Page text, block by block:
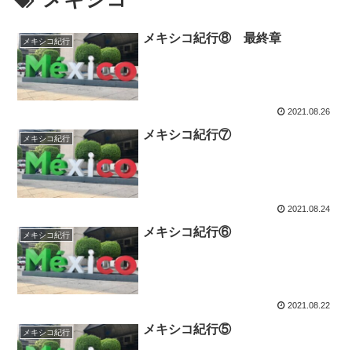
メキシコ紀行 メキシコ紀行⑧ 最終章
2021.08.26
メキシコ紀行 メキシコ紀行⑦
2021.08.24
メキシコ紀行 メキシコ紀行⑥
2021.08.22
メキシコ紀行 メキシコ紀行⑤